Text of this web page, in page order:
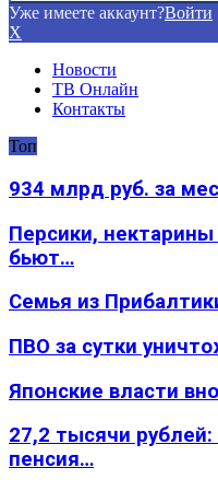
Уже имеете аккаунт?Войти
X
Новости
ТВ Онлайн
Контакты
Топ
934 млрд руб. за
Персики,
бьют…
Семья из
ПВО за сутки
Японские власти
27,2 тысячи
пенсия…